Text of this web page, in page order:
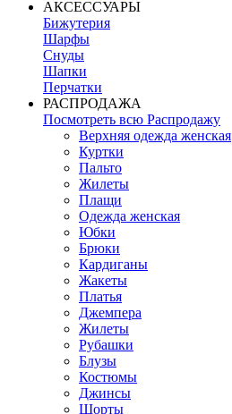
АКСЕССУАРЫ
Бижутерия
Шарфы
Снуды
Шапки
Перчатки
РАСПРОДАЖА
Посмотреть всю Распродажу
Верхняя одежда женская
Куртки
Пальто
Жилеты
Плащи
Одежда женская
Юбки
Брюки
Кардиганы
Жакеты
Платья
Джемпера
Жилеты
Рубашки
Блузы
Костюмы
Джинсы
Шорты